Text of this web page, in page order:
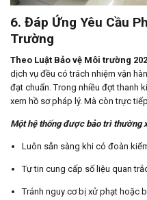
6. Đáp Ứng Yêu Cầu
Trường
Theo Luật Bảo vệ Môi trường
dịch vụ đều có trách nhiệm vận
đạt chuẩn. Trong nhiều đợt thanh
xem hồ sơ pháp lý. Mà còn trực
Một hệ thống được bảo trì thường
Luôn sẵn sàng khi có đoàn
Tự tin cung cấp số liệu quan
Tránh nguy cơ bị xử phạt hoặc